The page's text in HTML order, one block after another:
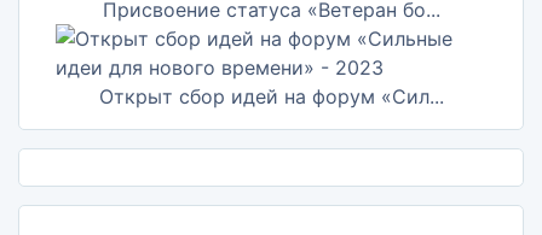
Присвоение статуса «Ветеран бо...
Открыт сбор идей на форум «Сил...